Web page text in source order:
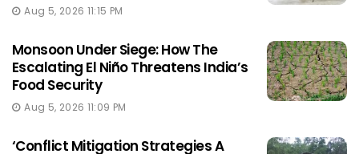
Aug 5, 2026 11:15 PM
Monsoon Under Siege: How The
Escalating El Niño Threatens India’s
Food Security
Aug 5, 2026 11:09 PM
‘Conflict Mitigation Strategies A